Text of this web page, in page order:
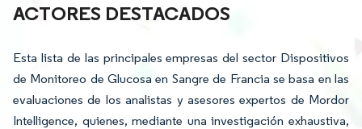
ACTORES DESTACADOS
Esta lista de las principales empresas del sector Dispositivos
de Monitoreo de Glucosa en Sangre de Francia se basa en las
evaluaciones de los analistas y asesores expertos de Mordor
Intelligence, quienes, mediante una investigación exhaustiva,